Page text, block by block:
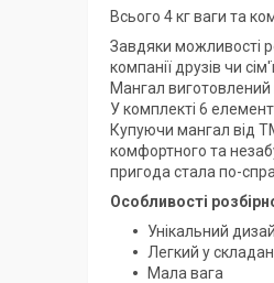
Всього 4 кг ваги та
Завдяки можливості
компанії друзів чи сім'ї.
Мангал виготовлений
У комплекті 6
Купуючи мангал від
комфортного та
пригода стала по-
Особливості
Унікальний
Легкий у
Мала вага